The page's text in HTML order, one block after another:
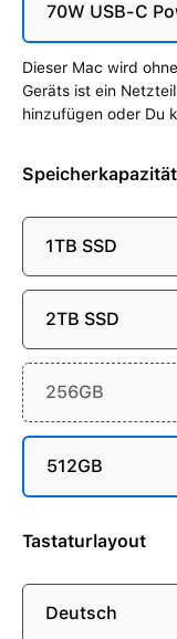
70W USB-C
Dieser Mac wird
Geräts ist ein
hinzufügen oder Du
Speicherkapazität
1TB SSD
2TB SSD
256GB
512GB
Tastaturlayout
Deutsch